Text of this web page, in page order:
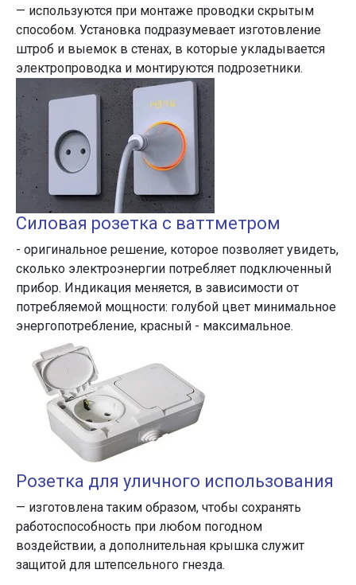
— используются при монтаже проводки скрытым
способом. Установка подразумевает изготовление
штроб и выемок в стенах, в которые укладывается
электропроводка и монтируются подрозетники.
Силовая розетка с ваттметром
- оригинальное решение, которое позволяет увидеть,
сколько электроэнергии потребляет подключенный
прибор. Индикация меняется, в зависимости от
потребляемой мощности: голубой цвет минимальное
энергопотребление, красный - максимальное.
Розетка для уличного использования
— изготовлена таким образом, чтобы сохранять
работоспособность при любом погодном
воздействии, а дополнительная крышка служит
защитой для штепсельного гнезда.